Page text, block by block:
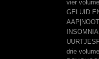
vier
GELUID
drie